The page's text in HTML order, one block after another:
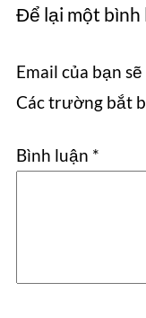
Để lại một bình
Email của bạn
Các trường bắt
Bình luận *